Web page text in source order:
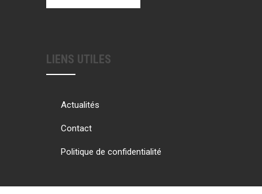
LIENS UTILES
Actualités
Contact
Politique de confidentialité